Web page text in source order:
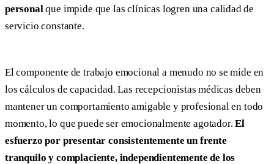
personalque impide que las clínicas logren una calidad de
servicio constante.
El componente de trabajo emocional a menudo no se mide en
los cálculos de capacidad. Las recepcionistas médicas deben
mantener un comportamiento amigable y profesional en todo
momento, lo que puede ser emocionalmente agotador.El
esfuerzo por presentar consistentemente un frente
tranquilo y complaciente, independientemente de los